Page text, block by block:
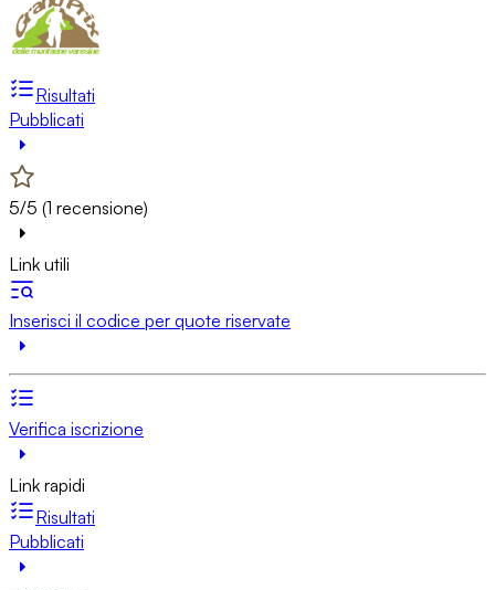
Risultati
Pubblicati
5/5 (1 recensione)
Link utili
Inserisci il codice per quote riservate
Verifica iscrizione
Link rapidi
Risultati
Pubblicati